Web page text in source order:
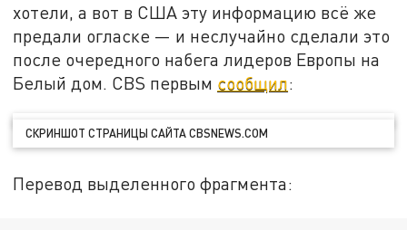
хотели, а вот в США эту информацию всё же
предали огласке — и неслучайно сделали это
после очередного набега лидеров Европы на
Белый дом. CBS первым сообщил:
СКРИНШОТ СТРАНИЦЫ САЙТА CBSNEWS.COM
Перевод выделенного фрагмента: